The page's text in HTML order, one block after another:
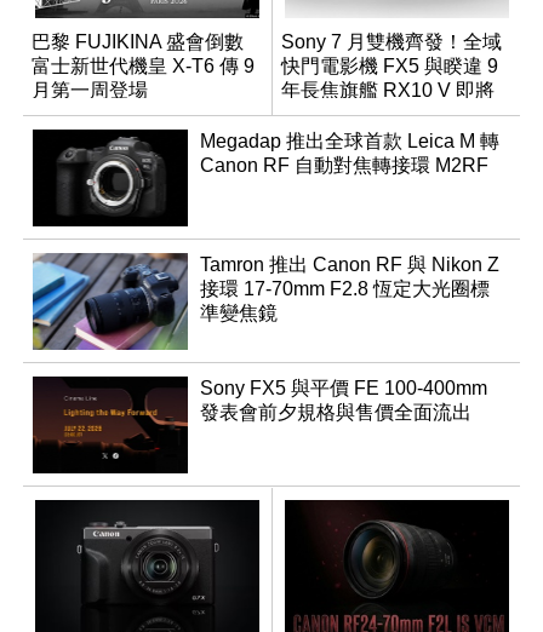
巴黎 FUJIKINA 盛會倒數
富士新世代機皇 X-T6 傳 9
月第一周登場
Sony 7 月雙機齊發！全域
快門電影機 FX5 與睽違 9
年長焦旗艦 RX10 V 即將
登場
Megadap 推出全球首款 Leica M 轉
Canon RF 自動對焦轉接環 M2RF
Tamron 推出 Canon RF 與 Nikon Z
接環 17-70mm F2.8 恆定大光圈標
準變焦鏡
Sony FX5 與平價 FE 100-400mm
發表會前夕規格與售價全面流出